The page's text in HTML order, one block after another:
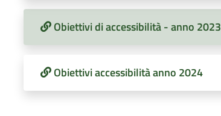
Obiettivi di accessibilità - anno 2023
Obiettivi accessibilità anno 2024